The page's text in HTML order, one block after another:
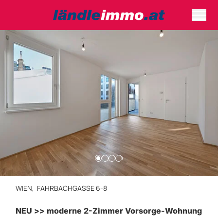
WIEN, FAHRBACHGASSE 6-8
NEU >> moderne 2-Zimmer Vorsorge-Wohnung